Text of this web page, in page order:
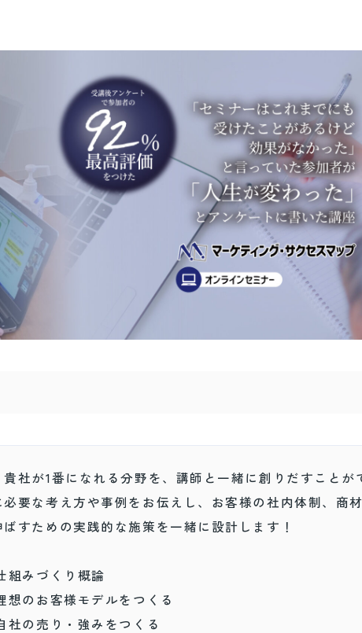
社が1番になれる分野を、講師と一緒に創りだすことが
要な考え方や事例をお伝えし、お客様の社内体制、商
すための実践的な施策を一緒に設計します！
組みづくり概論
想のお客様モデルをつくる
社の売り・強みをつくる